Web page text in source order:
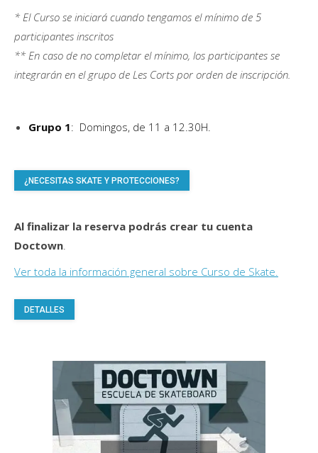
* El Curso se iniciará cuando tengamos el mínimo de 5
participantes inscritos
** En caso de no completar el mínimo, los participantes se
integrarán en el grupo de Les Corts por orden de inscripción.
Grupo 1: Domingos, de 11 a 12.30H.
¿NECESITAS SKATE Y PROTECCIONES?
Al finalizar la reserva podrás crear tu cuenta
Doctown.
Ver toda la información general sobre Curso de Skate.
DETALLES
múltiples
variantes.
Las
opciones
se